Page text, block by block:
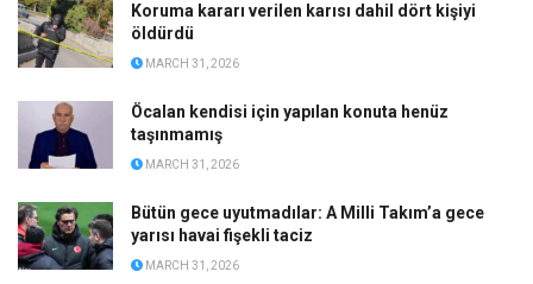
Koruma kararı verilen karısı dahil dört kişiyi
öldürdü
MARCH 31, 2026
Öcalan kendisi için yapılan konuta henüz
taşınmamış
MARCH 31, 2026
Bütün gece uyutmadılar: A Milli Takım’a gece
yarısı havai fişekli taciz
MARCH 31, 2026